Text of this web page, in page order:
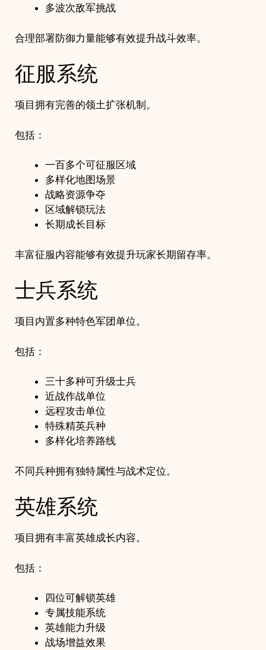
多波次敌军挑战
合理部署防御力量能够有效提升战斗效率。
征服系统
项目拥有完善的领土扩张机制。
包括：
一百多个可征服区域
多样化地图场景
战略资源争夺
区域解锁玩法
长期成长目标
丰富征服内容能够有效提升玩家长期留存率。
士兵系统
项目内置多种特色军团单位。
包括：
三十多种可升级士兵
近战作战单位
远程攻击单位
特殊精英兵种
多样化培养路线
不同兵种拥有独特属性与战术定位。
英雄系统
项目拥有丰富英雄成长内容。
包括：
四位可解锁英雄
专属技能系统
英雄能力升级
战场增益效果